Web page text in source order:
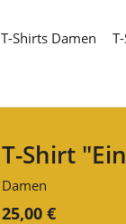
T-Shirts Damen
T-Shirt
Damen
25,00 €